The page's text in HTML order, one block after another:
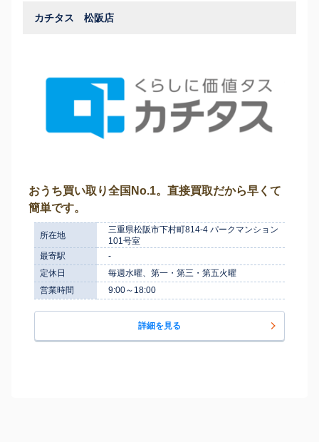
カチタス 松阪店
おうち買い取り全国No.1。直接買取だから早くて
簡単です。
所在地
三重県松阪市下村町814-4 パークマンション
101号室
最寄駅
-
定休日
毎週水曜、第一・第三・第五火曜
営業時間
9:00～18:00
詳細を見る